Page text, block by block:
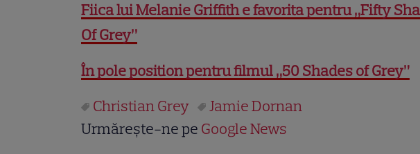
Fiica lui Melanie Griffith e favorita pentru „Fifty
Of Grey”
În pole position pentru filmul „50 Shades of Grey”
Christian Grey
Jamie Dornan
Urmărește-ne pe Google News